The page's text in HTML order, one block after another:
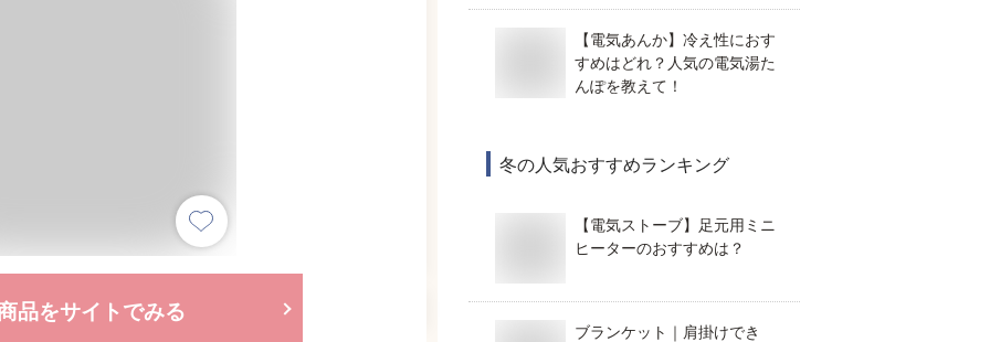
品をサイトでみる
【電気あんか】冷え性におす
すめはどれ？人気の電気湯た
んぽを教えて！
冬の人気おすすめランキング
【電気ストーブ】足元用ミニ
ヒーターのおすすめは？
ブランケット｜肩掛けでき